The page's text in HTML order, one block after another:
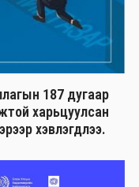
187 дугаар
харьцуулсан
хэвлэгдлээ.